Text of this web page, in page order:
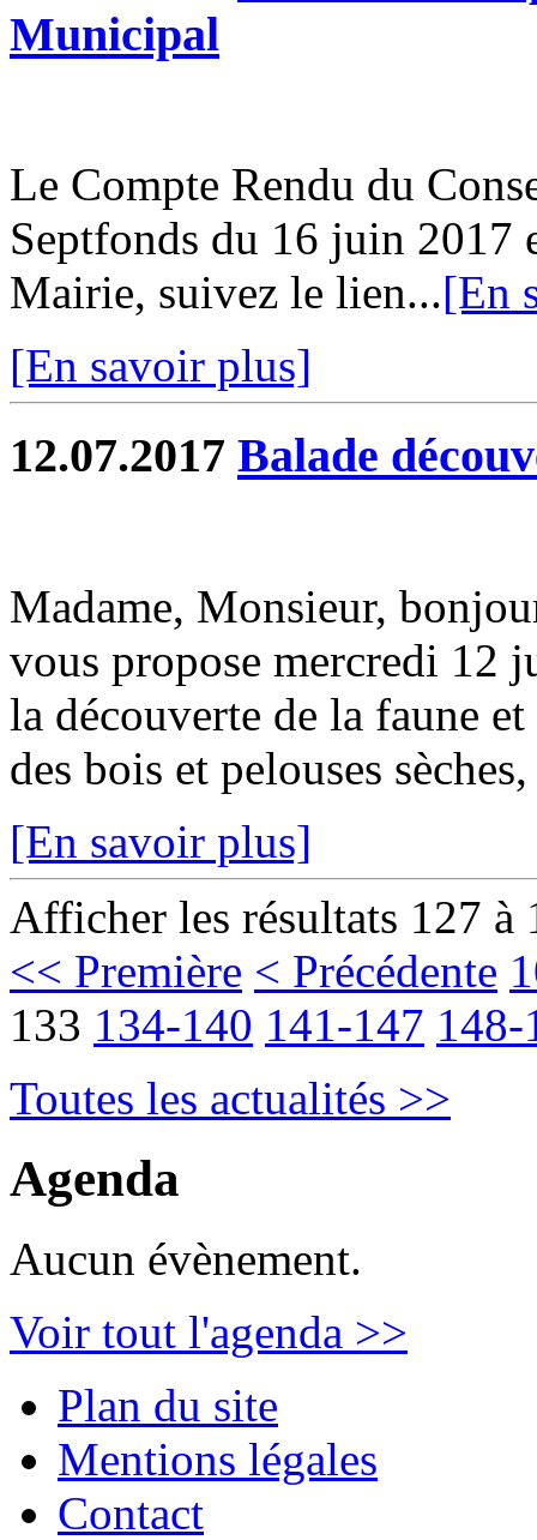
Municipal
Le Compte Rendu du
Septfonds du 16 juin 2017
Mairie, suivez le lien...[En
[En savoir plus]
12.07.2017 Balade
Madame, Monsieur,
vous propose mercredi 12
la découverte de la faune
des bois et pelouses
[En savoir plus]
Afficher les résultats 127 à
<< Première < Précédente
133 134-140 141-147 148-
Toutes les actualités >>
Agenda
Aucun évènement.
Voir tout l'agenda >>
Plan du site
Mentions légales
Contact